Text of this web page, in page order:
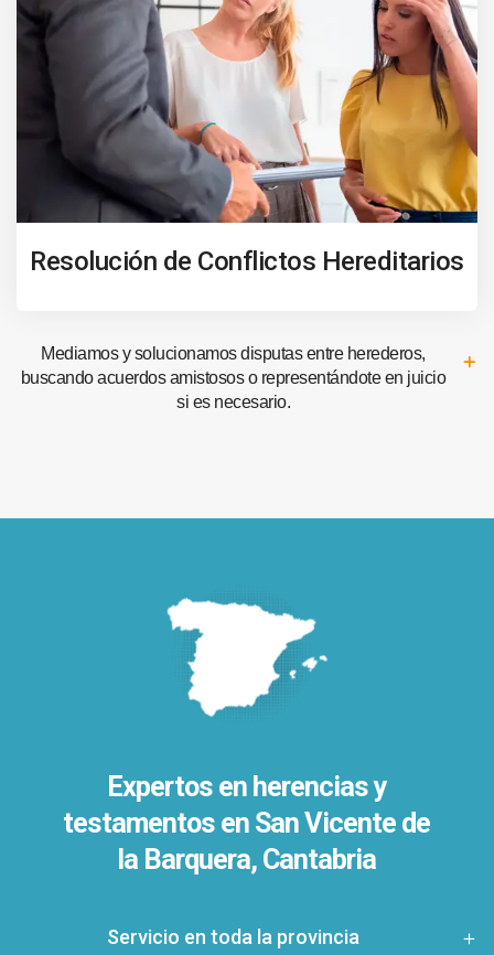
Resolución de Conflictos Hereditarios
Mediamos y solucionamos disputas entre herederos,
buscando acuerdos amistosos o representándote en juicio
si es necesario.
Expertos en herencias y
testamentos en San Vicente de
la Barquera, Cantabria
Servicio en toda la provincia